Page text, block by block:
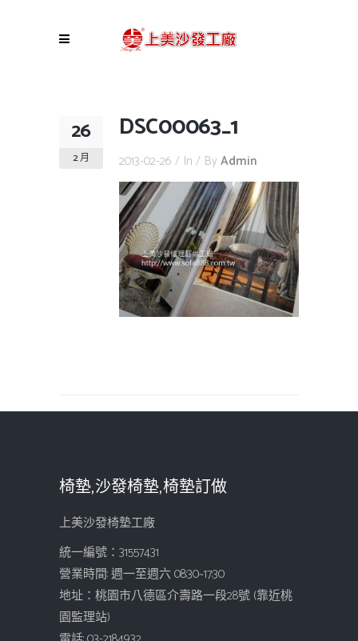
26
2 月
DSC00063_1
2013-02-26 In By Admin
椅墊,沙發椅墊,椅墊訂做
上美沙發椅墊工廠
統一編號：31557431
營業時間: 週一至週六 08:30~17:30
地址：桃園市八德區介壽路一段28號 (靠近桃
園監理站)